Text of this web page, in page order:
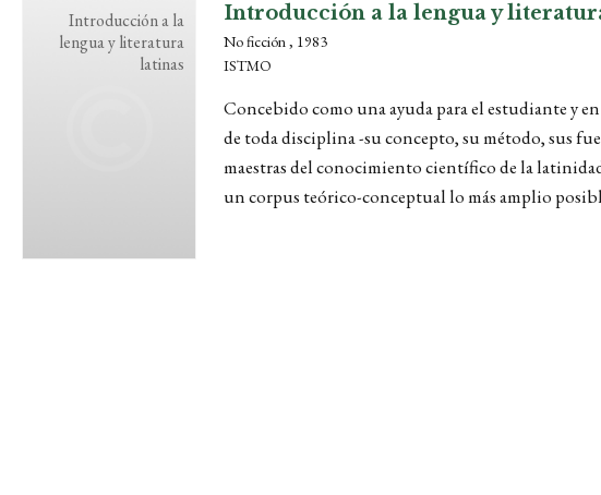
Introducción a la
lengua y literatura
latinas
Introducción a la lengua y
No ficción , 1983
ISTMO
Concebido como una ayuda para el estudiante y
de toda disciplina -su concepto, su método, sus
maestras del conocimiento científico de la
un corpus teórico-conceptual lo más amplio